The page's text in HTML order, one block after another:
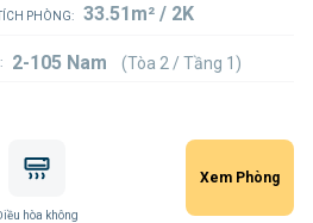
PHÒNG: 33.51m² / 2K
2-105 Nam (Tòa 2 / Tầng 1)
hòa không
Xem Phòng